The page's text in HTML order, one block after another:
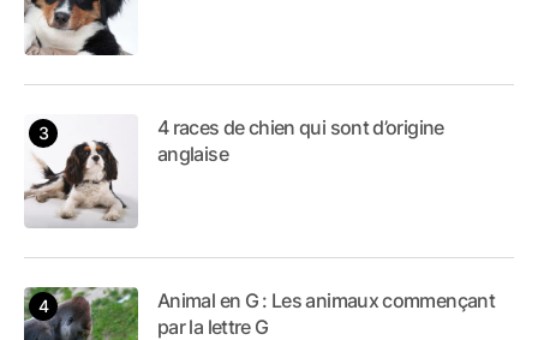
4 races de chien qui sont d’origine
anglaise
Animal en G : Les animaux commençant
par la lettre G